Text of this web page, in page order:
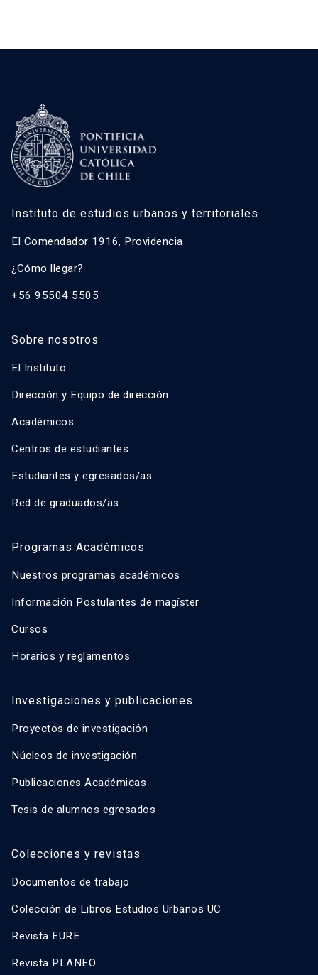
Instituto de estudios urbanos y territoriales
El Comendador 1916, Providencia
¿Cómo llegar?
+56 95504 5505
Sobre nosotros
El Instituto
Dirección y Equipo de dirección
Académicos
Centros de estudiantes
Estudiantes y egresados/as
Red de graduados/as
Programas Académicos
Nuestros programas académicos
Información Postulantes de magíster
Cursos
Horarios y reglamentos
Investigaciones y publicaciones
Proyectos de investigación
Núcleos de investigación
Publicaciones Académicas
Tesis de alumnos egresados
Colecciones y revistas
Documentos de trabajo
Colección de Libros Estudios Urbanos UC
Revista EURE
Revista PLANEO